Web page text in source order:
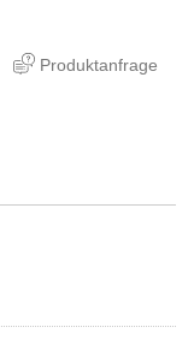
Produktanfrage